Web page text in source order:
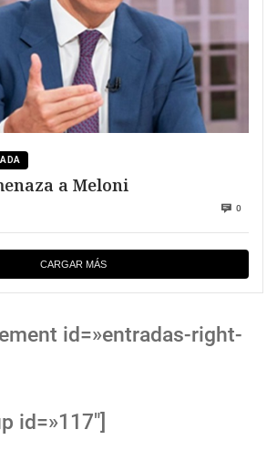
amenaza a Meloni
0
CARGAR MÁS
id=»entradas-right-
id=»117″]